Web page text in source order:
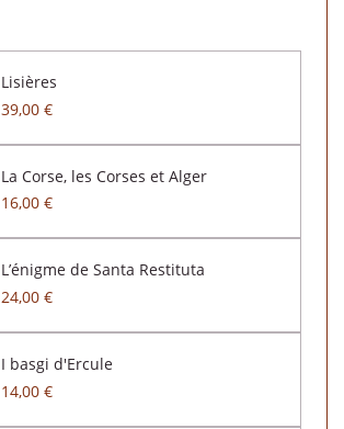
Lisières
39,00 €
La Corse, les Corses et Alger
16,00 €
L’énigme de Santa Restituta
24,00 €
I basgi d'Ercule
14,00 €